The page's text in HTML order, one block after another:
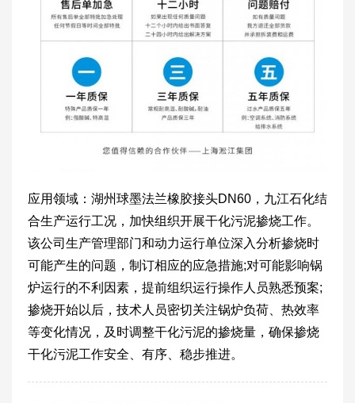
应用领域：湖州球墨法兰橡胶接头DN60，九江石化结
合生产运行工况，加快组织开展干化污泥掺烧工作。
该公司生产管理部门和动力运行单位深入分析掺烧时
可能产生的问题，制订相应的应急措施;对可能影响锅
炉运行的不利因素，提前组织运行操作人员熟悉预案;
掺烧开始以后，技术人员密切关注锅炉负荷、热效率
等变化情况，及时调整干化污泥的掺烧量，确保掺烧
干化污泥工作安全、有序、稳步推进。